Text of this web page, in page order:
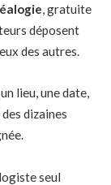
, gratuite
déposent
des autres.
lieu, une date,
dizaines
seul